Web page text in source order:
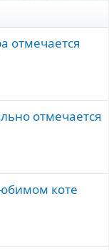
отмечается
отмечается
коте